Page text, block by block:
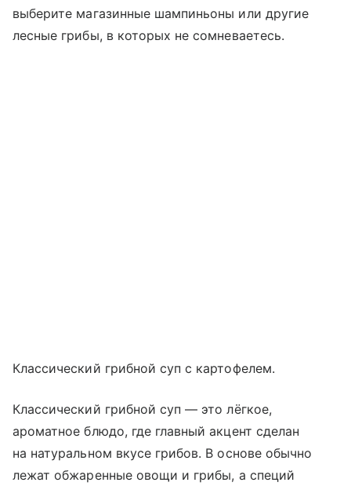
выберите магазинные шампиньоны или другие
лесные грибы, в которых не сомневаетесь.
Классический грибной суп с картофелем.
Классический грибной суп — это лёгкое,
ароматное блюдо, где главный акцент сделан
на натуральном вкусе грибов. В основе обычно
лежат обжаренные овощи и грибы, а специй